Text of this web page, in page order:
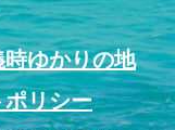
ゆかりの地
リシー